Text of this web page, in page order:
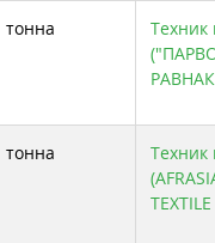
тонна
Техник
тонна
Техник